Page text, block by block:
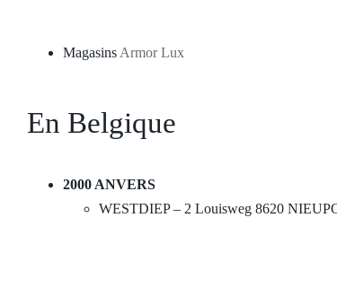
MagasinsArmor Lux
En Belgique
2000 ANVERS
WESTDIEP – 2 Louisweg 8620